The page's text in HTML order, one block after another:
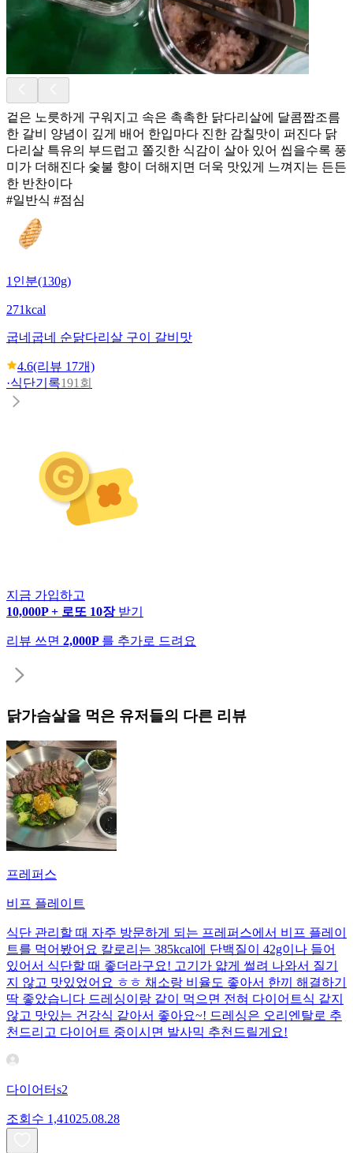
겉은 노릇하게 구워지고 속은 촉촉한 닭다리살에 달콤짭조름
한 갈비 양념이 깊게 배어 한입마다 진한 감칠맛이 퍼진다 닭
다리살 특유의 부드럽고 쫄깃한 식감이 살아 있어 씹을수록 풍
미가 더해진다 숯불 향이 더해지면 더욱 맛있게 느껴지는 든든
한 반찬이다
#일반식 #점심
1인분(130g)
271kcal
굽네 굽네 순닭다리살 구이 갈비맛
4.6(리뷰 17개)
·식단기록191회
지금 가입하고
10,000P + 로또 10장 받기
리뷰 쓰면 2,000P 를 추가로 드려요
닭가슴살을 먹은 유저들의 다른 리뷰
프레퍼스
비프 플레이트
식단 관리할 때 자주 방문하게 되는 프레퍼스에서 비프 플레이
트를 먹어봤어요 칼로리는 385kcal에 단백질이 42g이나 들어
있어서 식단할 때 좋더라구요! 고기가 얇게 썰려 나와서 질기
지 않고 맛있었어요 ㅎㅎ 채소랑 비율도 좋아서 한끼 해결하기
딱 좋았습니다 드레싱이랑 같이 먹으면 전혀 다이어트식 같지
않고 맛있는 건강식 같아서 좋아요~! 드레싱은 오리엔탈로 추
천드리고 다이어트 중이시면 발사믹 추천드릴게요!
다이어터s2
조회수 1,41025.08.28